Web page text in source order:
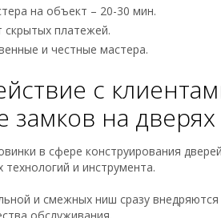
на объект – 20-30 мин.
платежей.
и честные мастера.
с
замков на
в сфере конструирования
и инструмента.
и смежных ниш сразу внедряются